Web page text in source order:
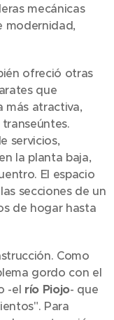
mecánicas
modernidad,
ofreció otras
que
más atractiva,
servicios,
la planta baja,
El espacio
secciones de un
de hogar hasta
Como
gordo con el
-el río Piojo- que
Para